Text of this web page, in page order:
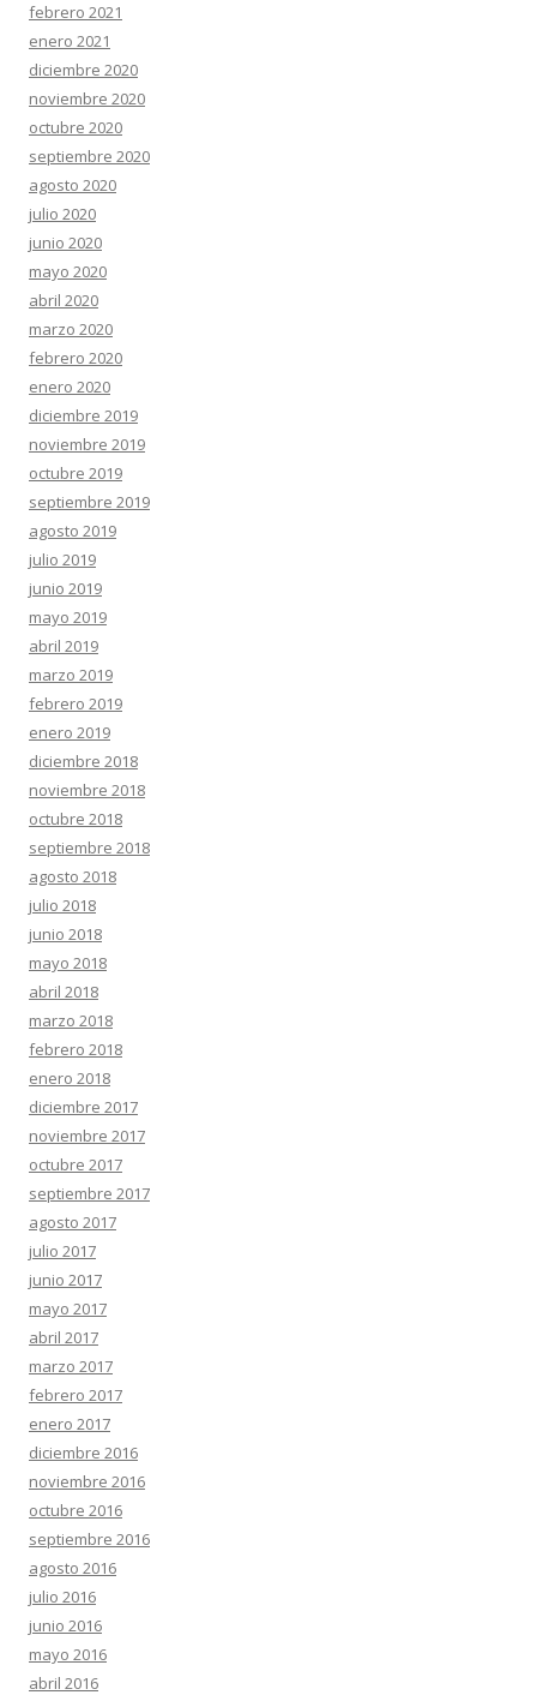
febrero 2021
enero 2021
diciembre 2020
noviembre 2020
octubre 2020
septiembre 2020
agosto 2020
julio 2020
junio 2020
mayo 2020
abril 2020
marzo 2020
febrero 2020
enero 2020
diciembre 2019
noviembre 2019
octubre 2019
septiembre 2019
agosto 2019
julio 2019
junio 2019
mayo 2019
abril 2019
marzo 2019
febrero 2019
enero 2019
diciembre 2018
noviembre 2018
octubre 2018
septiembre 2018
agosto 2018
julio 2018
junio 2018
mayo 2018
abril 2018
marzo 2018
febrero 2018
enero 2018
diciembre 2017
noviembre 2017
octubre 2017
septiembre 2017
agosto 2017
julio 2017
junio 2017
mayo 2017
abril 2017
marzo 2017
febrero 2017
enero 2017
diciembre 2016
noviembre 2016
octubre 2016
septiembre 2016
agosto 2016
julio 2016
junio 2016
mayo 2016
abril 2016